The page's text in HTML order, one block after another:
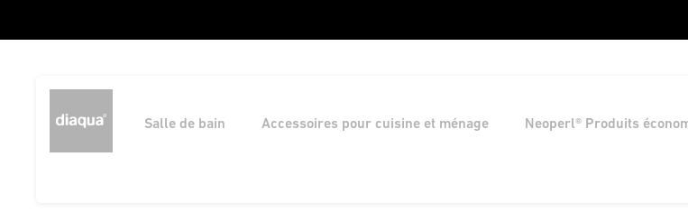
Salle de bain Accessoires pour cuisine et ménage Neoperl® Produits